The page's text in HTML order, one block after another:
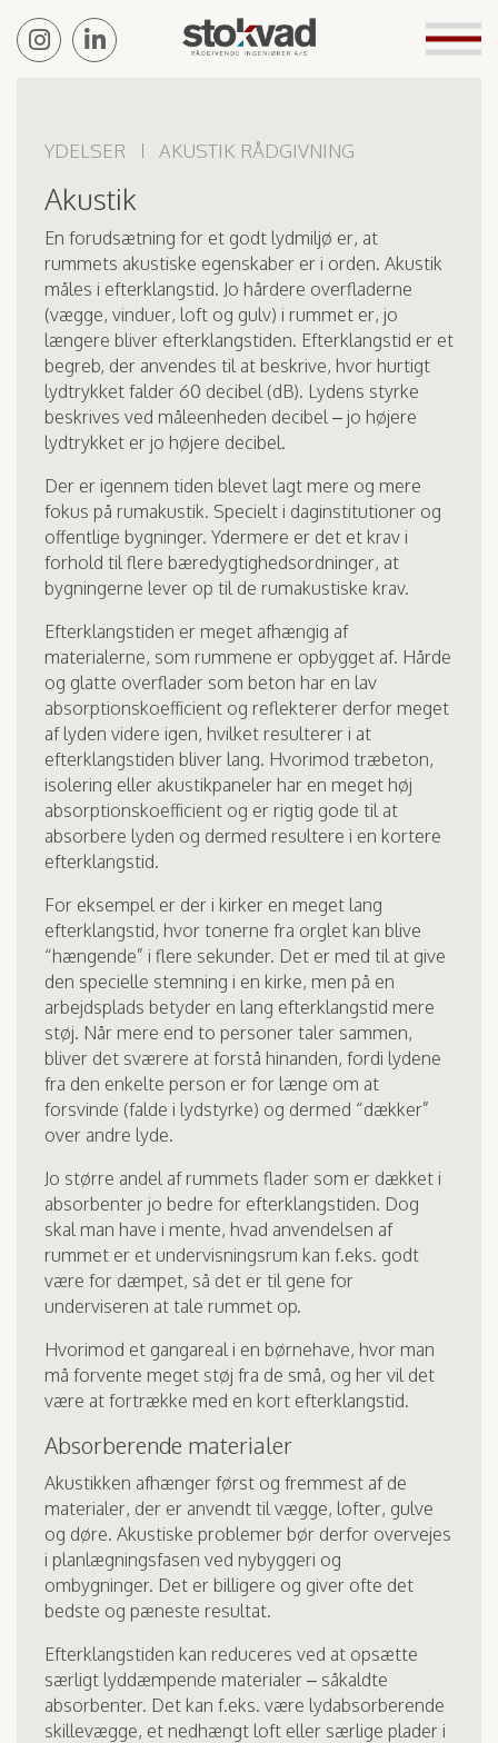
YDELSER AKUSTIK RÅDGIVNING
Akustik
En forudsætning for et godt lydmiljø er, at
rummets akustiske egenskaber er i orden. Akustik
måles i efterklangstid. Jo hårdere overfladerne
(vægge, vinduer, loft og gulv) i rummet er, jo
længere bliver efterklangstiden. Efterklangstid er et
begreb, der anvendes til at beskrive, hvor hurtigt
lydtrykket falder 60 decibel (dB). Lydens styrke
beskrives ved måleenheden decibel – jo højere
lydtrykket er jo højere decibel.
Der er igennem tiden blevet lagt mere og mere
fokus på rumakustik. Specielt i daginstitutioner og
offentlige bygninger. Ydermere er det et krav i
forhold til flere bæredygtighedsordninger, at
bygningerne lever op til de rumakustiske krav.
Efterklangstiden er meget afhængig af
materialerne, som rummene er opbygget af. Hårde
og glatte overflader som beton har en lav
absorptionskoefficient og reflekterer derfor meget
af lyden videre igen, hvilket resulterer i at
efterklangstiden bliver lang. Hvorimod træbeton,
isolering eller akustikpaneler har en meget høj
absorptionskoefficient og er rigtig gode til at
absorbere lyden og dermed resultere i en kortere
efterklangstid.
For eksempel er der i kirker en meget lang
efterklangstid, hvor tonerne fra orglet kan blive
“hængende” i flere sekunder. Det er med til at give
den specielle stemning i en kirke, men på en
arbejdsplads betyder en lang efterklangstid mere
støj. Når mere end to personer taler sammen,
bliver det sværere at forstå hinanden, fordi lydene
fra den enkelte person er for længe om at
forsvinde (falde i lydstyrke) og dermed “dækker”
over andre lyde.
Jo større andel af rummets flader som er dækket i
absorbenter jo bedre for efterklangstiden. Dog
skal man have i mente, hvad anvendelsen af
rummet er et undervisningsrum kan f.eks. godt
være for dæmpet, så det er til gene for
underviseren at tale rummet op.
Hvorimod et gangareal i en børnehave, hvor man
må forvente meget støj fra de små, og her vil det
være at fortrække med en kort efterklangstid.
Absorberende materialer
Akustikken afhænger først og fremmest af de
materialer, der er anvendt til vægge, lofter, gulve
og døre. Akustiske problemer bør derfor overvejes
i planlægningsfasen ved nybyggeri og
ombygninger. Det er billigere og giver ofte det
bedste og pæneste resultat.
Efterklangstiden kan reduceres ved at opsætte
særligt lyddæmpende materialer – såkaldte
absorbenter. Det kan f.eks. være lydabsorberende
skillevægge, et nedhængt loft eller særlige plader i